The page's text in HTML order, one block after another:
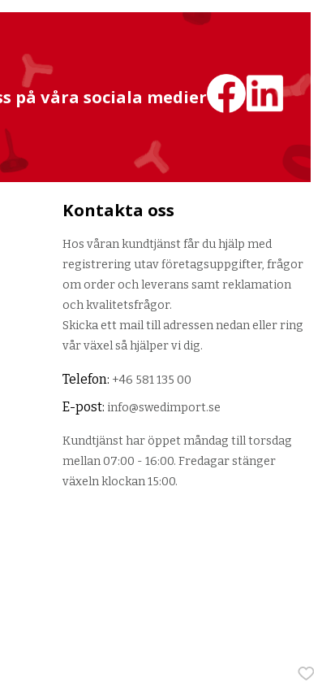
på våra sociala medier
Kontakta oss
Hos våran kundtjänst får du hjälp med
registrering utav företagsuppgifter, frågor
om order och leverans samt reklamation
och kvalitetsfrågor.
Skicka ett mail till adressen nedan eller ring
vår växel så hjälper vi dig.
Telefon: +46 581 135 00
E-post: info@swedimport.se
Kundtjänst har öppet måndag till torsdag
mellan 07:00 - 16:00. Fredagar stänger
växeln klockan 15:00.